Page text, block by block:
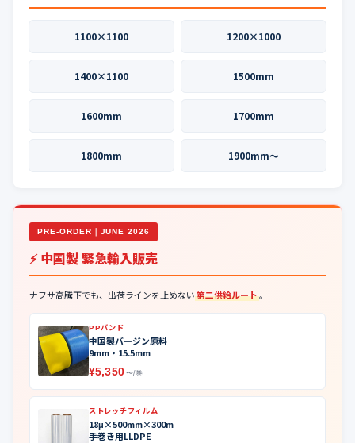
1100×1100 1200×1000
1400×1100 1500mm
1600mm 1700mm
1800mm 1900mm〜
PRE-ORDER｜JUNE 2026
⚡ 中国製 緊急輸入販売
ナフサ高騰下でも、出荷ラインを止めない第二供給ルート。
PPバンド
中国製バージン原料
9mm・15.5mm
¥5,350 〜/巻
ストレッチフィルム
18μ×500mm×300m
手巻き用LLDPE